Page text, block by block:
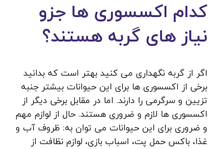
کدام اکسسوری ها جزو
نیاز های گربه هستند؟
اگر از گربه نگهداری می‌ کنید بهتر است که بدانید
برخی از اکسسوری ها برای این حیوانات بیشتر جنبه
تزیین و سرگرمی را دارند. اما در مقابل برخی دیگر از
اکسسوری ها لازم و ضروری هستند. حال از لوازم مهم
و ضروری برای این حیوانات می توان به: ظروف آب و
غذا، باکس حمل پت، اسباب بازی، لوازم نظافت از